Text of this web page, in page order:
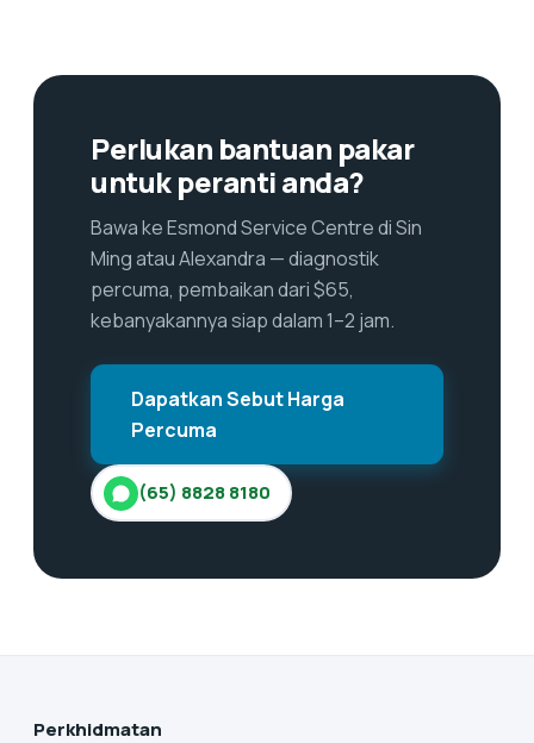
Perlukan bantuan pakar
untuk peranti anda?
Bawa ke Esmond Service Centre di Sin
Ming atau Alexandra — diagnostik
percuma, pembaikan dari $65,
kebanyakannya siap dalam 1–2 jam.
Dapatkan Sebut Harga
Percuma
(65) 8828 8180
Perkhidmatan